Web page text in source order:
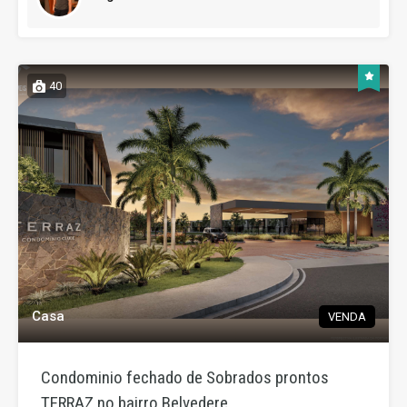
40
Casa VENDA
Condominio fechado de Sobrados prontos